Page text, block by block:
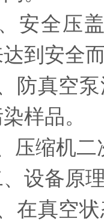
全压盖
到安全
真空泵
样品。
缩机二次
备原理
真空状